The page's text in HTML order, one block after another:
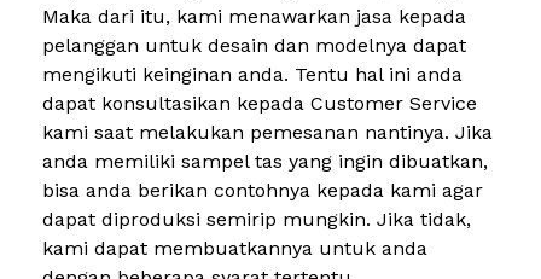
Maka dari itu, kami menawarkan jasa kepada
pelanggan untuk desain dan modelnya dapat
mengikuti keinginan anda. Tentu hal ini anda
dapat konsultasikan kepada Customer Service
kami saat melakukan pemesanan nantinya. Jika
anda memiliki sampel tas yang ingin dibuatkan,
bisa anda berikan contohnya kepada kami agar
dapat diproduksi semirip mungkin. Jika tidak,
kami dapat membuatkannya untuk anda